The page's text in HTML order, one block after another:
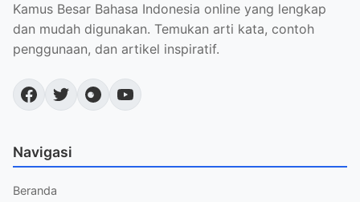
Kamus Besar Bahasa Indonesia online yang lengkap
dan mudah digunakan. Temukan arti kata, contoh
penggunaan, dan artikel inspiratif.
Navigasi
Beranda